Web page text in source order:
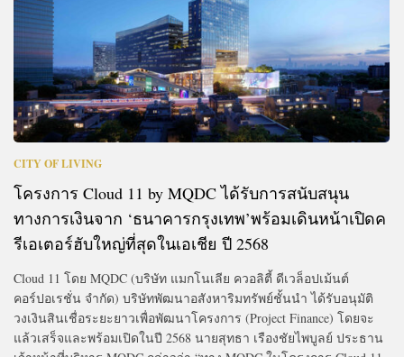
CITY OF LIVING
โครงการ Cloud 11 by MQDC ได้รับการสนับสนุน
ทางการเงินจาก ‘ธนาคารกรุงเทพ’พร้อมเดินหน้าเปิดค
รีเอเตอร์ฮับใหญ่ที่สุดในเอเชีย ปี 2568
Cloud 11 โดย MQDC (บริษัท แมกโนเลีย ควอลิตี้ ดีเวล็อปเม้นต์
คอร์ปอเรชั่น จำกัด) บริษัทพัฒนาอสังหาริมทรัพย์ชั้นนำ ได้รับอนุมัติ
วงเงินสินเชื่อระยะยาวเพื่อพัฒนาโครงการ (Project Finance) โดยจะ
แล้วเสร็จและพร้อมเปิดในปี 2568 นายสุทธา เรืองชัยไพบูลย์ ประธาน